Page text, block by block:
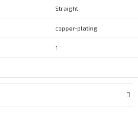
Straight
copper-plating
1